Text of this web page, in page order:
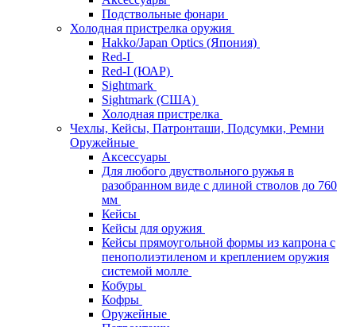
Подствольные фонари
Холодная пристрелка оружия
Hakko/Japan Optics (Япония)
Red-I
Red-I (ЮАР)
Sightmark
Sightmark (США)
Холодная пристрелка
Чехлы, Кейсы, Патронташи, Подсумки, Ремни
Оружейные
Аксессуары
Для любого двуствольного ружья в
разобранном виде с длиной стволов до 760
мм
Кейсы
Кейсы для оружия
Кейсы прямоугольной формы из капрона с
пенополиэтиленом и креплением оружия
системой молле
Кобуры
Кофры
Оружейные